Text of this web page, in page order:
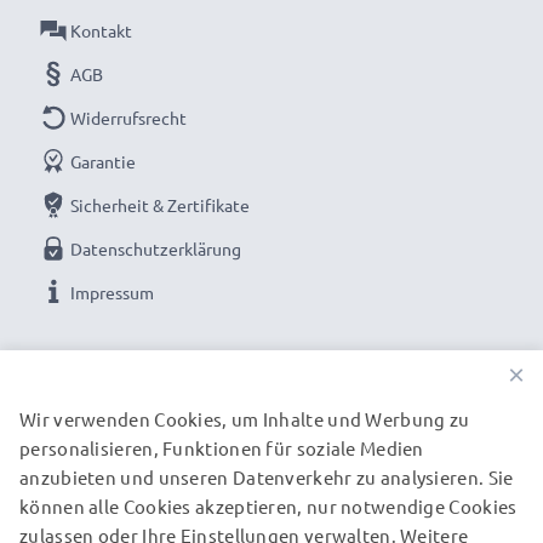
Kontakt
AGB
Widerrufsrecht
Garantie
Sicherheit & Zertifikate
Datenschutzerklärung
Impressum
UNSERE VERSANDPARTNER
×
Wir verwenden Cookies, um Inhalte und Werbung zu
personalisieren, Funktionen für soziale Medien
anzubieten und unseren Datenverkehr zu analysieren. Sie
können alle Cookies akzeptieren, nur notwendige Cookies
zulassen oder Ihre Einstellungen verwalten. Weitere